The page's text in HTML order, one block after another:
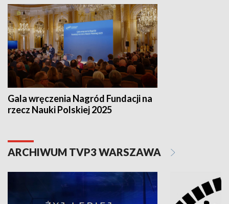
Gala wręczenia Nagród Fundacji na
rzecz Nauki Polskiej 2025
ARCHIWUM TVP3 WARSZAWA